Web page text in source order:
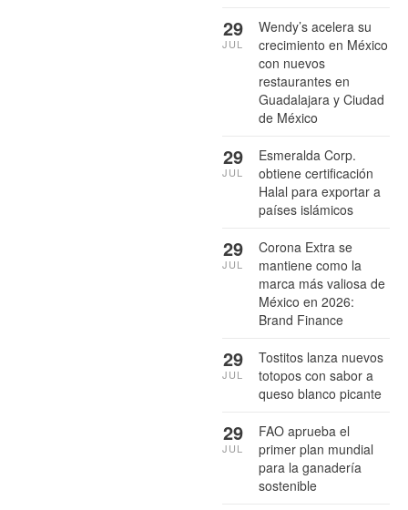
Wendy’s acelera su
crecimiento en México
con nuevos
restaurantes en
Guadalajara y Ciudad
de México
29
JUL
Esmeralda Corp.
obtiene certificación
Halal para exportar a
países islámicos
29
JUL
Corona Extra se
mantiene como la
marca más valiosa de
México en 2026:
Brand Finance
29
JUL
Tostitos lanza nuevos
totopos con sabor a
queso blanco picante
29
JUL
FAO aprueba el
primer plan mundial
para la ganadería
sostenible
29
JUL